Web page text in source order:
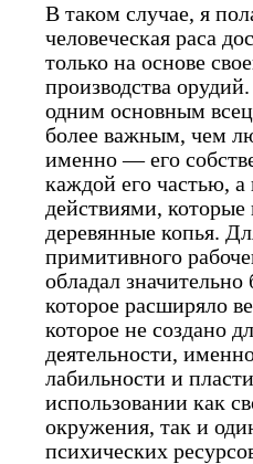
В таком случае, я
человеческая раса
только на основе
производства
одним основным
более важным, чем
именно — его
каждой его частью,
действиями,
деревянные копья.
примитивного
обладал
которое расширяло
которое не создано
деятельности,
лабильности и
использовании как
окружения, так и
психических